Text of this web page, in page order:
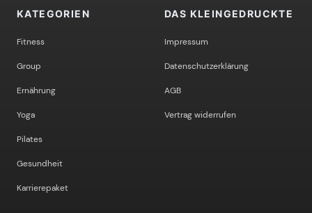
KATEGORIEN
Fitness
Group
Ernährung
Yoga
Pilates
Gesundheit
Karrierepaket
DAS KLEINGEDRUCKTE
Impressum
Datenschutzerklärung
AGB
Vertrag widerrufen